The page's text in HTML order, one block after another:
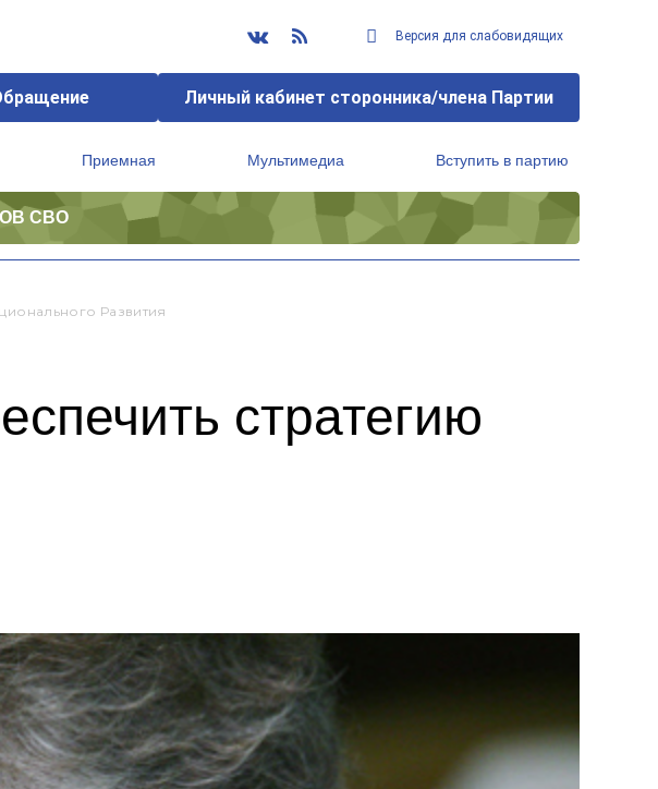
Версия для слабовидящих
Личный кабинет сторонника/члена Партии
Приемная Мультимедиа Вступить в партию
СВО
Развития
стратегию